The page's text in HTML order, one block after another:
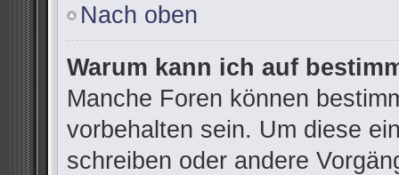
Nach oben
Warum kann ich auf
Manche Foren können
vorbehalten sein. Um diese
schreiben oder andere